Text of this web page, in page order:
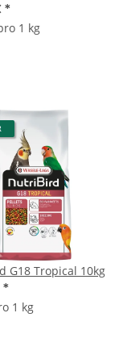
*
1 kg
G18 Tropical 10kg
*
1 kg